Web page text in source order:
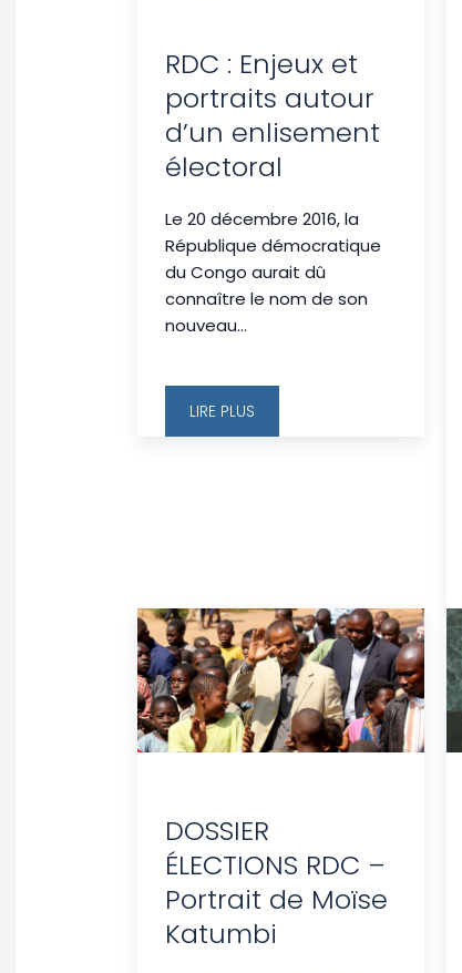
RDC : Enjeux et
portraits autour
d’un enlisement
électoral
Le 20 décembre 2016, la
République démocratique
du Congo aurait dû
connaître le nom de son
nouveau...
LIRE PLUS
DOSSIER
ÉLECTIONS RDC –
Portrait de Moïse
Katumbi